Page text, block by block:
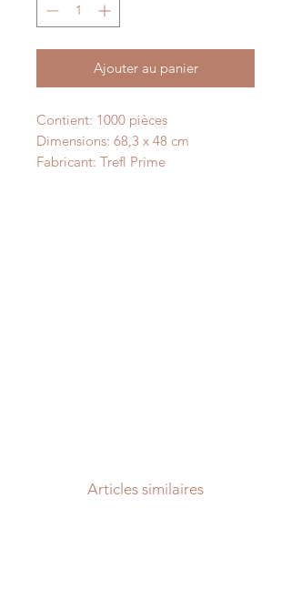
Ajouter au panier
Contient: 1000 pièces
Dimensions: 68,3 x 48 cm
Fabricant: Trefl Prime
Articles similaires